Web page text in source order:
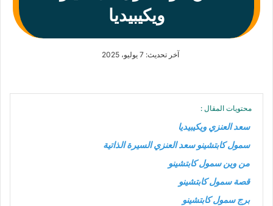
ويكيبيديا
آخر تحديث: 7 يوليو، 2025
محتويات المقال :
سعد العنزي ويكيبيديا
سمول كابتشينو سعد العنزي السيرة الذاتية
من وين سمول كابتشينو
قصة سمول كابتشينو
برج سمول كابتشينو